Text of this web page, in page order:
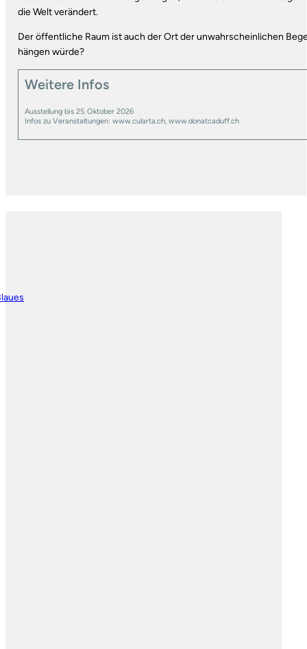
die Welt verändert.
Der öffentliche Raum ist auch der Ort der unwahrscheinlichen
hängen würde?
Weitere Infos
Ausstellung bis 25. Oktober 2026
Infos zu Veranstaltungen: www.cularta.ch, www.donatcaduff.ch